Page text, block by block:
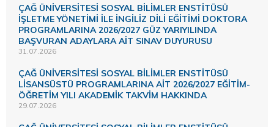
ÇAĞ ÜNİVERSİTESİ SOSYAL BİLİMLER ENSTİTÜSÜ
İŞLETME YÖNETİMİ İLE İNGİLİZ DİLİ EĞİTİMİ DOKTORA
PROGRAMLARINA 2026/2027 GÜZ YARIYILINDA
BAŞVURAN ADAYLARA AİT SINAV DUYURUSU
31.07.2026
ÇAĞ ÜNİVERSİTESİ SOSYAL BİLİMLER ENSTİTÜSÜ
LİSANSÜSTÜ PROGRAMLARINA AİT 2026/2027 EĞİTİM-
ÖĞRETİM YILI AKADEMİK TAKVİM HAKKINDA
29.07.2026